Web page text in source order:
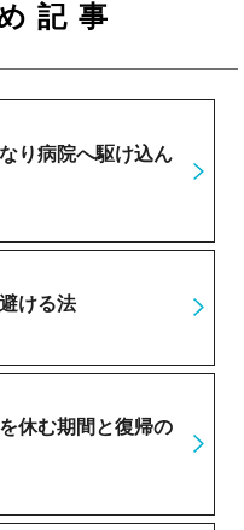
記事
り病院へ駆け込ん
ける法
休む期間と復帰の